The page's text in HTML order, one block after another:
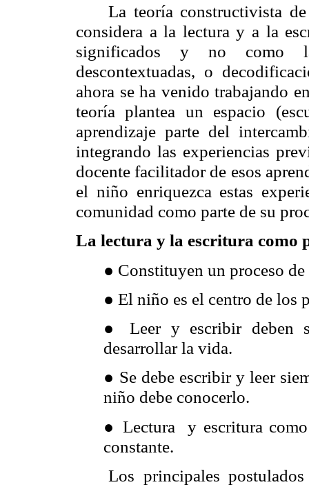
La teoría constructivista
considera a la lectura y a la
significados y no como
descontextuadas, o
ahora se ha venido trabajando
teoría plantea un espacio
aprendizaje parte del
integrando las experiencias
docente facilitador de esos
el niño enriquezca estas
comunidad como parte de su
La lectura y la escritura como
● Constituyen un proceso
● El niño es el centro de los
● Leer y escribir deben
desarrollar la vida.
● Se debe escribir y leer
niño debe conocerlo.
● Lectura y escritura
constante.
Los principales